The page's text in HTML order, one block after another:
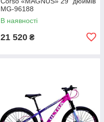
MG-96188
В наявності
21 520 ₴